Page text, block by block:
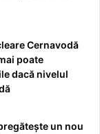
Cernavodă
poate
dacă nivelul
un nou